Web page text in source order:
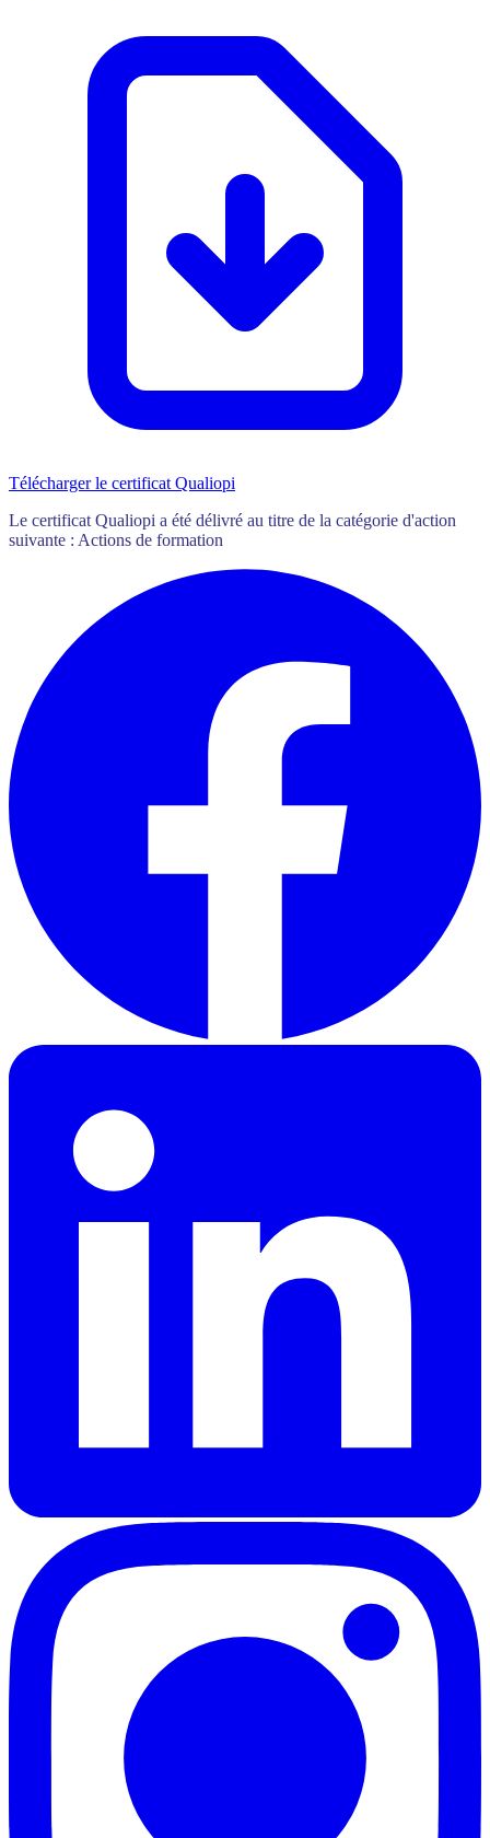
Télécharger le certificat Qualiopi
Le certificat Qualiopi a été délivré au titre de la catégorie d'action
suivante : Actions de formation